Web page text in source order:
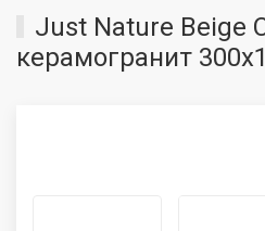
Just Nature Beige
керамогранит